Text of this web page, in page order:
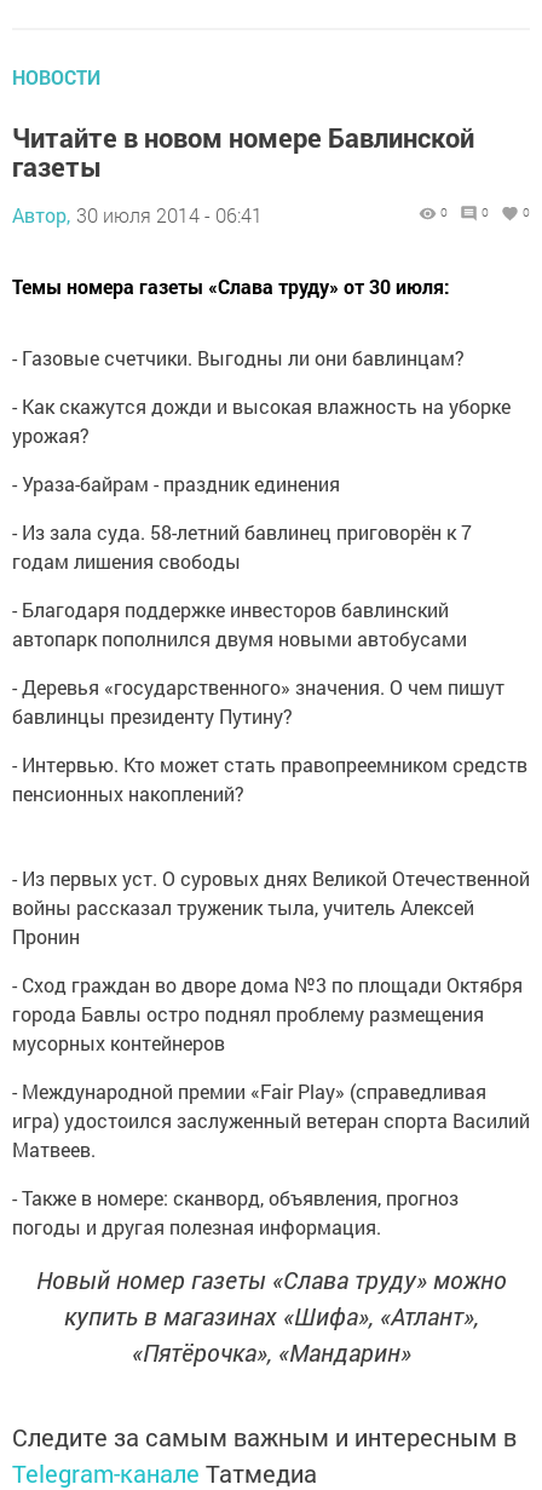
НОВОСТИ
Читайте в новом номере Бавлинской
газеты
Автор, 30 июля 2014 - 06:41 0 0 0
Темы номера газеты «Слава труду» от 30 июля:
- Газовые счетчики. Выгодны ли они бавлинцам?
- Как скажутся дожди и высокая влажность на уборке
урожая?
- Ураза-байрам - праздник единения
- Из зала суда. 58-летний бавлинец приговорён к 7
годам лишения свободы
- Благодаря поддержке инвесторов бавлинский
автопарк пополнился двумя новыми автобусами
- Деревья «государственного» значения. О чем пишут
бавлинцы президенту Путину?
- Интервью. Кто может стать правопреемником средств
пенсионных накоплений?
- Из первых уст. О суровых днях Великой Отечественной
войны рассказал труженик тыла, учитель Алексей
Пронин
- Сход граждан во дворе дома №3 по площади Октября
города Бавлы остро поднял проблему размещения
мусорных контейнеров
- Международной премии «Fair Play» (справедливая
игра) удостоился заслуженный ветеран спорта Василий
Матвеев.
- Также в номере: сканворд, объявления, прогноз
погоды и другая полезная информация.
Новый номер газеты «Слава труду» можно
купить в магазинах «Шифа», «Атлант»,
«Пятёрочка», «Мандарин»
Следите за самым важным и интересным в
Telegram-канале Татмедиа